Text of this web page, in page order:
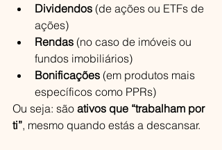
Dividendos (de ações ou ETFs de
ações)
Rendas (no caso de imóveis ou
fundos imobiliários)
Bonificações (em produtos mais
específicos como PPRs)
Ou seja: são ativos que “trabalham por
ti”, mesmo quando estás a descansar.